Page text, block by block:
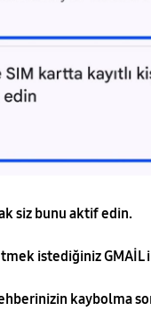
siz bunu aktif edin.
istediğiniz GMAİL
kaybolma